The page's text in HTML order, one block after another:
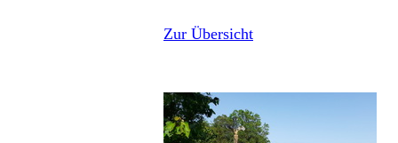
Zur Übersicht